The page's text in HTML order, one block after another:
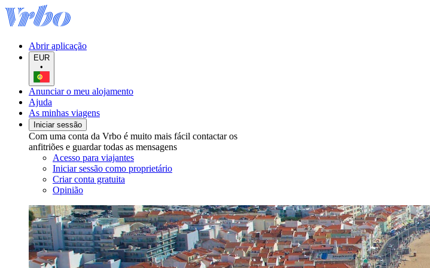
Abrir aplicação
EUR
•
Anunciar o meu alojamento
Ajuda
As minhas viagens
Iniciar sessão
Com uma conta da Vrbo é muito mais fácil contactar os
anfitriões e guardar todas as mensagens
Acesso para viajantes
Iniciar sessão como proprietário
Criar conta gratuita
Opinião